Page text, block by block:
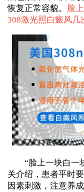
恢复正常容貌。 脸
308激光照白癜风几
“脸上一块白一块
关介绍，患者平时
因素刺激，注意养